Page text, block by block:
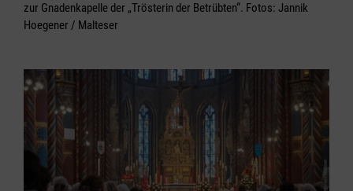
zur Gnadenkapelle der „Trösterin der Betrübten“. Fotos: Jannik
Hoegener / Malteser